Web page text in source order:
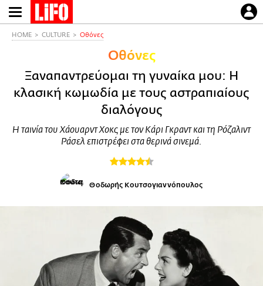
Παράκαμψη
προς
HOME CULTURE Οθόνες
Οθόνες
Ξαναπαντρεύομαι τη γυναίκα μου: Η
κλασική κωμωδία με τους αστραπιαίους
διαλόγους
Η ταινία του Χάουαρντ Χοκς με τον Κάρι Γκραντ και τη Ρόζαλιντ
Ράσελ επιστρέφει στα θερινά σινεμά.
Θοδωρής Κουτσογιαννόπουλος